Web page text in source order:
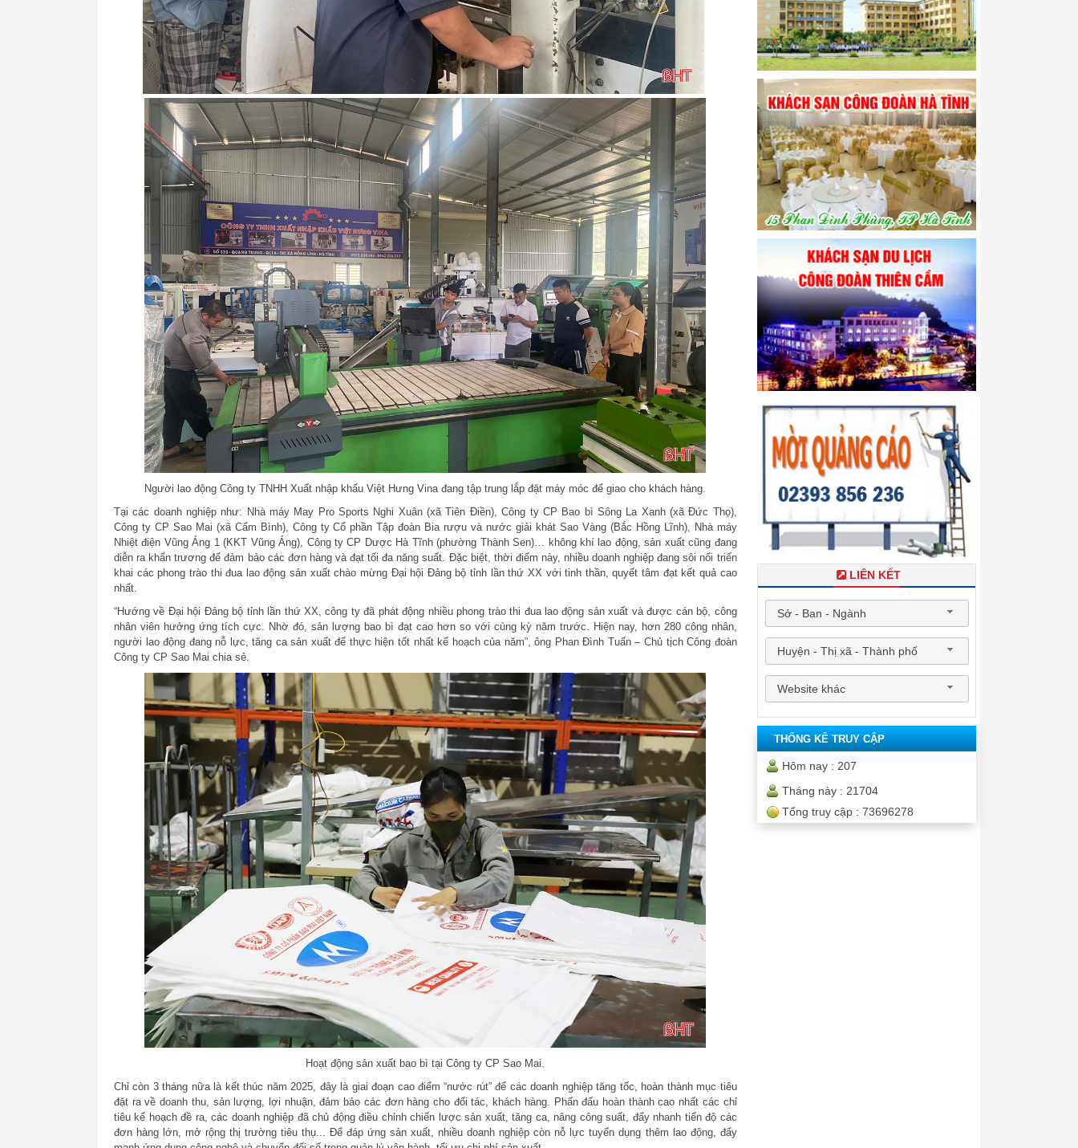
Người lao động Công ty TNHH Xuất nhập khẩu Việt Hưng Vina đang tập trung lắp đặt máy móc để giao cho khách hàng.
Tại các doanh nghiệp như: Nhà máy May Pro Sports Nghi Xuân (xã Tiên Điền), Công ty CP Bao bì Sông La Xanh (xã Đức Thọ),
Công ty CP Sao Mai (xã Cẩm Bình), Công ty Cổ phần Tập đoàn Bia rượu và nước giải khát Sao Vàng (Bắc Hồng Lĩnh), Nhà máy
Nhiệt điện Vũng Áng 1 (KKT Vũng Áng), Công ty CP Dược Hà Tĩnh (phường Thành Sen)… không khí lao động, sản xuất cũng đang
diễn ra khẩn trương để đảm bảo các đơn hàng và đạt tối đa năng suất. Đặc biệt, thời điểm này, nhiều doanh nghiệp đang sôi nổi triển
khai các phong trào thi đua lao động sản xuất chào mừng Đại hội Đảng bộ tỉnh lần thứ XX với tinh thần, quyết tâm đạt kết quả cao
nhất.
“Hướng về Đại hội Đảng bộ tỉnh lần thứ XX, công ty đã phát động nhiều phong trào thi đua lao động sản xuất và được cán bộ, công
nhân viên hưởng ứng tích cực. Nhờ đó, sản lượng bao bì đạt cao hơn so với cùng kỳ năm trước. Hiện nay, hơn 280 công nhân,
người lao động đang nỗ lực, tăng ca sản xuất để thực hiện tốt nhất kế hoạch của năm”, ông Phan Đình Tuấn – Chủ tịch Công đoàn
Công ty CP Sao Mai chia sẻ.
Hoạt động sản xuất bao bì tại Công ty CP Sao Mai.
Chỉ còn 3 tháng nữa là kết thúc năm 2025, đây là giai đoạn cao điểm “nước rút” để các doanh nghiệp tăng tốc, hoàn thành mục tiêu
đặt ra về doanh thu, sản lượng, lợi nhuận, đảm bảo các đơn hàng cho đối tác, khách hàng. Phấn đấu hoàn thành cao nhất các chỉ
tiêu kế hoạch đề ra, các doanh nghiệp đã chủ động điều chỉnh chiến lược sản xuất, tăng ca, nâng công suất, đẩy nhanh tiến độ các
đơn hàng lớn, mở rộng thị trường tiêu thụ... Để đáp ứng sản xuất, nhiều doanh nghiệp còn nỗ lực tuyển dụng thêm lao động, đẩy
LIÊN KẾT
Sở - Ban - Ngành
Huyện - Thị xã - Thành phố
Website khác
THỐNG KÊ TRUY CẬP
Hôm nay : 207
Tháng này : 21704
Tổng truy cập : 73696278